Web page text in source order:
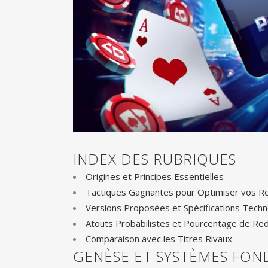
INDEX DES RUBRIQUES
Origines et Principes Essentielles
Tactiques Gagnantes pour Optimiser vos
Versions Proposées et Spécifications
Atouts Probabilistes et Pourcentage de
Comparaison avec les Titres Rivaux
GENÈSE ET SYSTÈMES